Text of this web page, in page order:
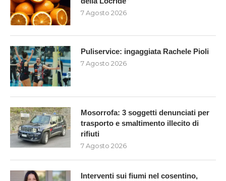
7 Agosto 2026
Puliservice: ingaggiata Rachele Pioli
7 Agosto 2026
Mosorrofa: 3 soggetti denunciati per
trasporto e smaltimento illecito di
rifiuti
7 Agosto 2026
Interventi sui fiumi nel cosentino,